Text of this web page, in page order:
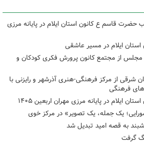
حضرت قاسم ع کانون استان ایلام در پایانه مرزی
ایلام در مسیر عاشقی
مجلس از مجتمع کانون پرورش فکری کودکان و
شرقی از مرکز فرهنگی‌-هنری آذرشهر و رایزنی با
فرهنگی
ایلام در پایانه مرزی مهران اربعین ۱۴۰۵
یک جمله، یک تصویر» در مرکز خوی
به قصه امید تبدیل شد
گرفت